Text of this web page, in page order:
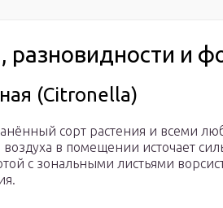
разновидности и
(Citronella)
сорт растения и всеми
в помещении источает
с зональными листьями